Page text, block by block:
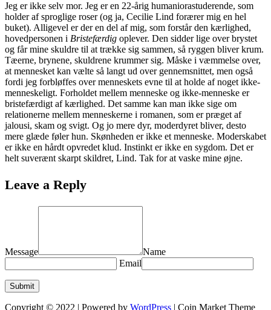
Jeg er ikke selv mor. Jeg er en 22-årig humaniorastuderende, som
holder af sproglige roser (og ja, Cecilie Lind forærer mig en hel
buket). Alligevel er der en del af mig, som forstår den kærlighed,
hovedpersonen i Bristefærdig oplever. Den sidder lige over brystet
og får mine skuldre til at trække sig sammen, så ryggen bliver krum.
Tæerne, brynene, skuldrene krummer sig. Måske i væmmelse over,
at mennesket kan vælte så langt ud over gennemsnittet, men også
fordi jeg forbløffes over menneskets evne til at holde af noget ikke-
menneskeligt. Forholdet mellem menneske og ikke-menneske er
bristefærdigt af kærlighed. Det samme kan man ikke sige om
relationerne mellem menneskerne i romanen, som er præget af
jalousi, skam og svigt. Og jo mere dyr, moderdyret bliver, desto
mere glæde føler hun. Skønheden er ikke et menneske. Moderskabet
er ikke en hårdt opvredet klud. Instinkt er ikke en sygdom. Det er
helt suverænt skarpt skildret, Lind. Tak for at vaske mine øjne.
Leave a Reply
Message
Name
Email
Copyright © 2022 | Powered by WordPress | Coin Market Theme